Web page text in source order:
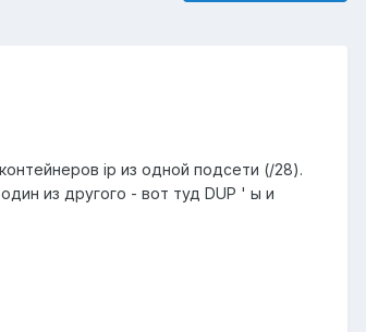
ip из одной подсети (/28).
из другого - вот туд DUP ' ы и